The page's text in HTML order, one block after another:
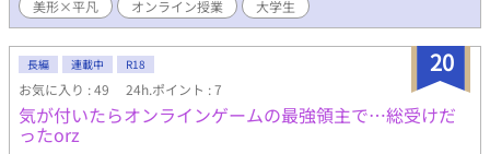
をつけてってなんだよ？てか先生これ見えてないのか？」『きを
つ つけ ききを』「……」『あ』「……なんだ？」『もう て
おくれだ』…………————前回のオンラインホラーの第二弾で
す！今回は節分編ということで、二人のすれ違いラブコメを豆と
恵方巻を用意しながらお見届けください！※前作の「オンライン
飲み会のすゝめ ～こんな王様ゲーム、おかしいと思うのは俺だけ
ですか？～」を見ていなくても内容はわかると思いますが、見た
美形×平凡
オンライン授業 大学生
20
長編 連載中 R18
お気に入り : 49 24h.ポイント : 7
気が付いたらオンラインゲームの最強領主で…総受けだ
ったorz